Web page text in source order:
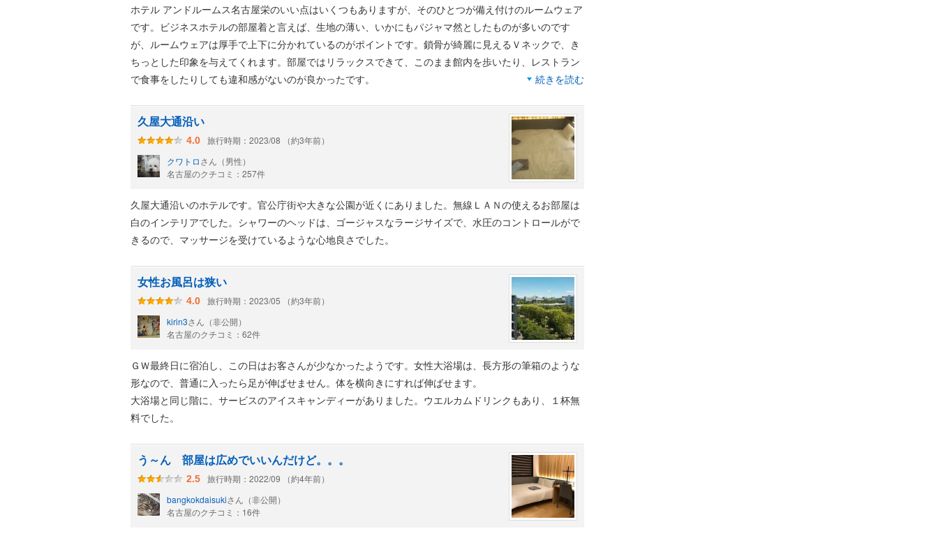
ホテル アンドルームス名古屋栄のいい点はいくつもありますが、そのひとつが備え付けのルームウェア
です。ビジネスホテルの部屋着と言えば、生地の薄い、いかにもパジャマ然としたものが多いのです
が、ルームウェアは厚手で上下に分かれているのがポイントです。鎖骨が綺麗に見えるＶネックで、き
ちっとした印象を与えてくれます。部屋ではリラックスできて、このまま館内を歩いたり、レストラン
で食事をしたりしても違和感がないのが良かったです。
続きを読む
久屋大通沿い
4.0
旅行時期：2023/08 （約3年前）
クワトロさん（男性）
名古屋のクチコミ：257件
久屋大通沿いのホテルです。官公庁街や大きな公園が近くにありました。無線ＬＡＮの使えるお部屋は
白のインテリアでした。シャワーのヘッドは、ゴージャスなラージサイズで、水圧のコントロールがで
きるので、マッサージを受けているような心地良さでした。
女性お風呂は狭い
4.0
旅行時期：2023/05 （約3年前）
kirin3さん（非公開）
名古屋のクチコミ：62件
ＧＷ最終日に宿泊し、この日はお客さんが少なかったようです。女性大浴場は、長方形の筆箱のような
形なので、普通に入ったら足が伸ばせません。体を横向きにすれば伸ばせます。
大浴場と同じ階に、サービスのアイスキャンディーがありました。ウエルカムドリンクもあり、１杯無
料でした。
う～ん 部屋は広めでいいんだけど。。。
2.5
旅行時期：2022/09 （約4年前）
bangkokdaisukiさん（非公開）
名古屋のクチコミ：16件